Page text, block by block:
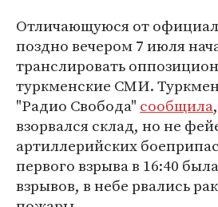
Отличающуюся от
поздно вечером 7 июля
транслировать
туркменские СМИ.
"Радио Свобода" сообщила
взорвался склад, но не
артиллерийских
первого взрыва в 16:40
взрывов, в небе рвались